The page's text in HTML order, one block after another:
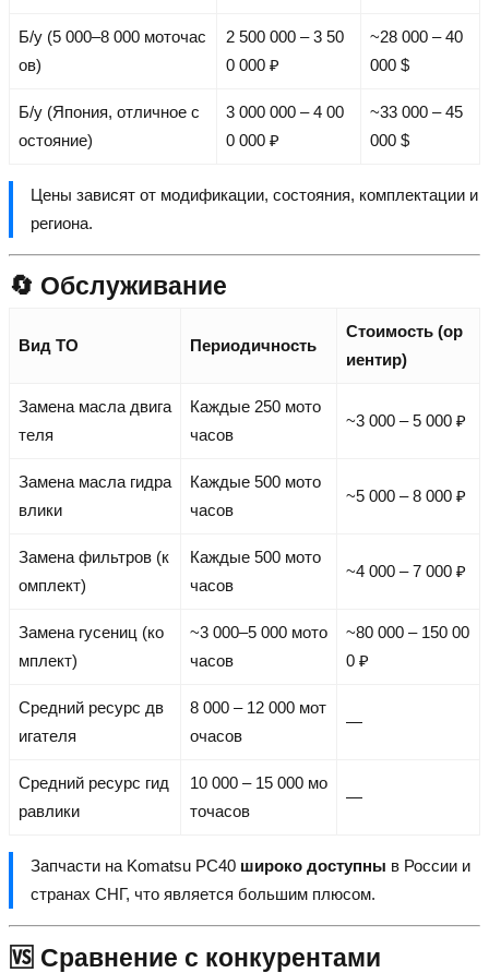
Б/у (5 000–8 000 моточас
ов)
2 500 000 – 3 50
0 000 ₽
~28 000 – 40
000 $
Б/у (Япония, отличное с
остояние)
3 000 000 – 4 00
0 000 ₽
~33 000 – 45
000 $
Цены зависят от модификации, состояния, комплектации и
региона.
🔄 Обслуживание
Вид ТО Периодичность
Стоимость (ор
иентир)
Замена масла двига
теля
Каждые 250 мото
часов
~3 000 – 5 000 ₽
Замена масла гидра
влики
Каждые 500 мото
часов
~5 000 – 8 000 ₽
Замена фильтров (к
омплект)
Каждые 500 мото
часов
~4 000 – 7 000 ₽
Замена гусениц (ко
мплект)
~3 000–5 000 мото
часов
~80 000 – 150 00
0 ₽
Средний ресурс дв
игателя
8 000 – 12 000 мот
очасов
—
Средний ресурс гид
равлики
10 000 – 15 000 мо
точасов
—
Запчасти на Komatsu PC40 широко доступны в России и
странах СНГ, что является большим плюсом.
🆚 Сравнение с конкурентами